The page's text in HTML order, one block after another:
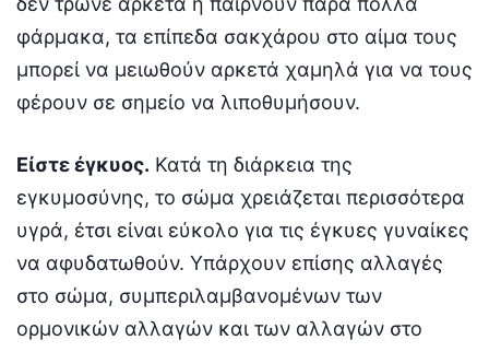
φάρμακα, τα επίπεδα σακχάρου στο αίμα τους
μπορεί να μειωθούν αρκετά χαμηλά για να τους
φέρουν σε σημείο να λιποθυμήσουν.
Είστε έγκυος. Κατά τη διάρκεια της
εγκυμοσύνης, το σώμα χρειάζεται περισσότερα
υγρά, έτσι είναι εύκολο για τις έγκυες γυναίκες
να αφυδατωθούν. Υπάρχουν επίσης αλλαγές
στο σώμα, συμπεριλαμβανομένων των
ορμονικών αλλαγών και των αλλαγών στο